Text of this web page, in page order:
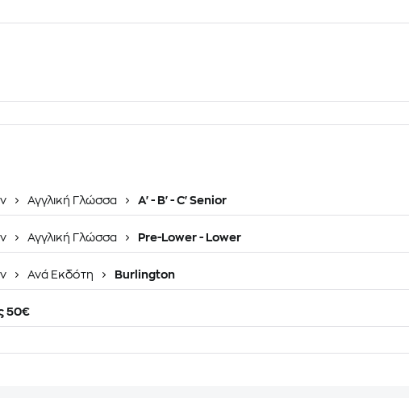
Αγγλική Γλώσσα A' - B' - C' Senior
Αγγλική Γλώσσα Pre-Lower - Lower
Ανά Εκδότη Burlington
50€